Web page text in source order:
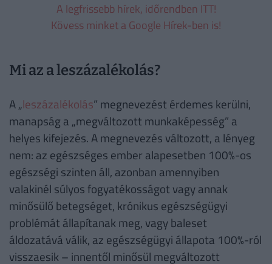
A legfrissebb hírek, időrendben ITT!
Kövess minket a Google Hírek-ben is!
Mi az a leszázalékolás?
A „leszázalékolás” megnevezést érdemes kerülni,
manapság a „megváltozott munkaképesség” a
helyes kifejezés. A megnevezés változott, a lényeg
nem: az egészséges ember alapesetben 100%-os
egészségi szinten áll, azonban amennyiben
valakinél súlyos fogyatékosságot vagy annak
minősülő betegséget, krónikus egészségügyi
problémát állapítanak meg, vagy baleset
áldozatává válik, az egészségügyi állapota 100%-ról
visszaesik – innentől minősül megváltozott